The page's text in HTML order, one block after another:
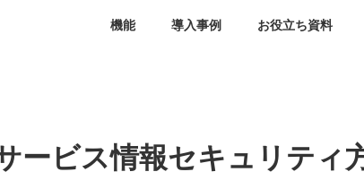
機能 導入事例 お役立ち資料
ービス情報セキュリティ